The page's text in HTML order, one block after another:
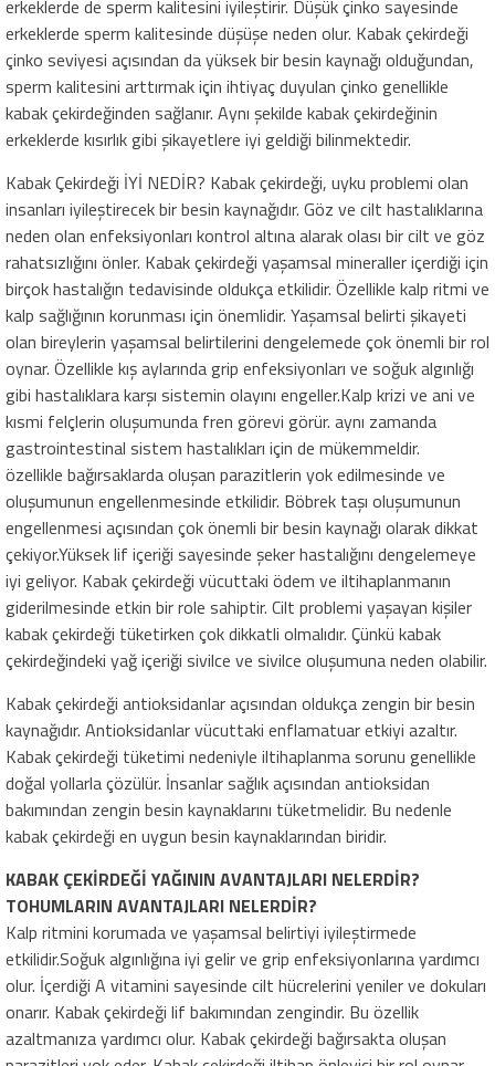
erkeklerde de sperm kalitesini iyileştirir. Düşük çinko sayesinde
erkeklerde sperm kalitesinde düşüşe neden olur. Kabak çekirdeği
çinko seviyesi açısından da yüksek bir besin kaynağı olduğundan,
sperm kalitesini arttırmak için ihtiyaç duyulan çinko genellikle
kabak çekirdeğinden sağlanır. Aynı şekilde kabak çekirdeğinin
erkeklerde kısırlık gibi şikayetlere iyi geldiği bilinmektedir.
Kabak Çekirdeği İYİ NEDİR? Kabak çekirdeği, uyku problemi olan
insanları iyileştirecek bir besin kaynağıdır. Göz ve cilt hastalıklarına
neden olan enfeksiyonları kontrol altına alarak olası bir cilt ve göz
rahatsızlığını önler. Kabak çekirdeği yaşamsal mineraller içerdiği için
birçok hastalığın tedavisinde oldukça etkilidir. Özellikle kalp ritmi ve
kalp sağlığının korunması için önemlidir. Yaşamsal belirti şikayeti
olan bireylerin yaşamsal belirtilerini dengelemede çok önemli bir rol
oynar. Özellikle kış aylarında grip enfeksiyonları ve soğuk algınlığı
gibi hastalıklara karşı sistemin olayını engeller.Kalp krizi ve ani ve
kısmi felçlerin oluşumunda fren görevi görür. aynı zamanda
gastrointestinal sistem hastalıkları için de mükemmeldir.
özellikle bağırsaklarda oluşan parazitlerin yok edilmesinde ve
oluşumunun engellenmesinde etkilidir. Böbrek taşı oluşumunun
engellenmesi açısından çok önemli bir besin kaynağı olarak dikkat
çekiyor.Yüksek lif içeriği sayesinde şeker hastalığını dengelemeye
iyi geliyor. Kabak çekirdeği vücuttaki ödem ve iltihaplanmanın
giderilmesinde etkin bir role sahiptir. Cilt problemi yaşayan kişiler
kabak çekirdeği tüketirken çok dikkatli olmalıdır. Çünkü kabak
çekirdeğindeki yağ içeriği sivilce ve sivilce oluşumuna neden olabilir.
Kabak çekirdeği antioksidanlar açısından oldukça zengin bir besin
kaynağıdır. Antioksidanlar vücuttaki enflamatuar etkiyi azaltır.
Kabak çekirdeği tüketimi nedeniyle iltihaplanma sorunu genellikle
doğal yollarla çözülür. İnsanlar sağlık açısından antioksidan
bakımından zengin besin kaynaklarını tüketmelidir. Bu nedenle
kabak çekirdeği en uygun besin kaynaklarından biridir.
KABAK ÇEKİRDEĞİ YAĞININ AVANTAJLARI NELERDİR?
TOHUMLARIN AVANTAJLARI NELERDİR?
Kalp ritmini korumada ve yaşamsal belirtiyi iyileştirmede
etkilidir.Soğuk algınlığına iyi gelir ve grip enfeksiyonlarına yardımcı
olur. İçerdiği A vitamini sayesinde cilt hücrelerini yeniler ve dokuları
onarır. Kabak çekirdeği lif bakımından zengindir. Bu özellik
azaltmanıza yardımcı olur. Kabak çekirdeği bağırsakta oluşan